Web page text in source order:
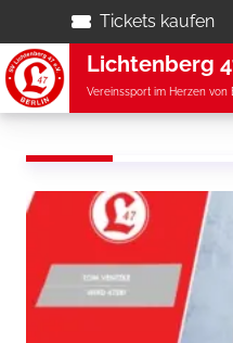
Tickets kaufen
Lichtenberg
Vereinssport im Herzen von